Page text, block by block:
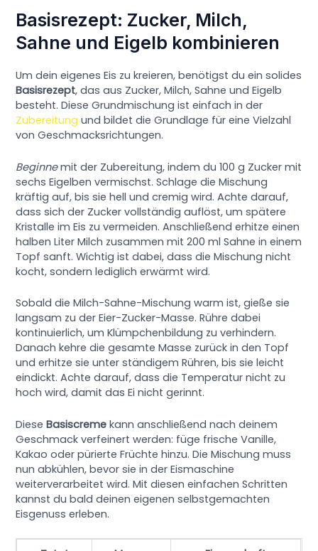
Basisrezept: Zucker, Milch,
Sahne und Eigelb kombinieren
Um dein eigenes Eis zu kreieren, benötigst du ein solides
Basisrezept, das aus Zucker, Milch, Sahne und Eigelb
besteht. Diese Grundmischung ist einfach in der
Zubereitung und bildet die Grundlage für eine Vielzahl
von Geschmacksrichtungen.
Beginnemit der Zubereitung, indem du 100 g Zucker mit
sechs Eigelben vermischst. Schlage die Mischung
kräftig auf, bis sie hell und cremig wird. Achte darauf,
dass sich der Zucker vollständig auflöst, um spätere
Kristalle im Eis zu vermeiden. Anschließend erhitze einen
halben Liter Milch zusammen mit 200 ml Sahne in einem
Topf sanft. Wichtig ist dabei, dass die Mischung nicht
kocht, sondern lediglich erwärmt wird.
Sobald die Milch-Sahne-Mischung warm ist, gieße sie
langsam zu der Eier-Zucker-Masse. Rühre dabei
kontinuierlich, um Klümpchenbildung zu verhindern.
Danach kehre die gesamte Masse zurück in den Topf
und erhitze sie unter ständigem Rühren, bis sie leicht
eindickt. Achte darauf, dass die Temperatur nicht zu
hoch wird, damit das Ei nicht gerinnt.
DieseBasiscreme kann anschließend nach deinem
Geschmack verfeinert werden: füge frische Vanille,
Kakao oder pürierte Früchte hinzu. Die Mischung muss
nun abkühlen, bevor sie in der Eismaschine
weiterverarbeitet wird. Mit diesen einfachen Schritten
kannst du bald deinen eigenen selbstgemachten
Eisgenuss erleben.